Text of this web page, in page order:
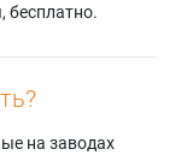
бесплатно.
на заводах